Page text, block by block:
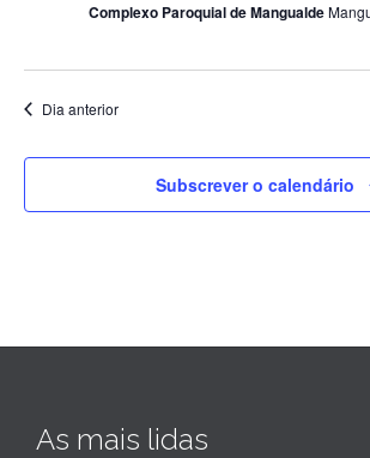
2024
Complexo Paroquial de Mangualde
Dia anterior
Subscrever o calendário
As mais lidas